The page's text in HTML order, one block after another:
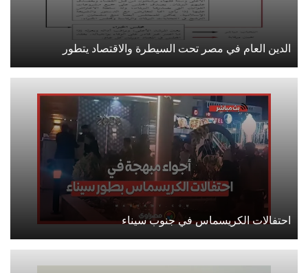
الدين العام في مصر تحت السيطرة والاقتصاد يتطور
احتفالات الكريسماس في جنوب سيناء